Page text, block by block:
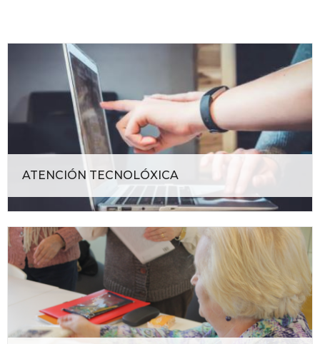
ATENCIÓN TECNOLÓXICA